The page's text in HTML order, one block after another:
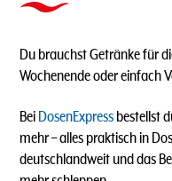
Du brauchst Getränke für
Wochenende oder einfach
Bei DosenExpress bestellst
mehr – alles praktisch in
deutschlandweit und das